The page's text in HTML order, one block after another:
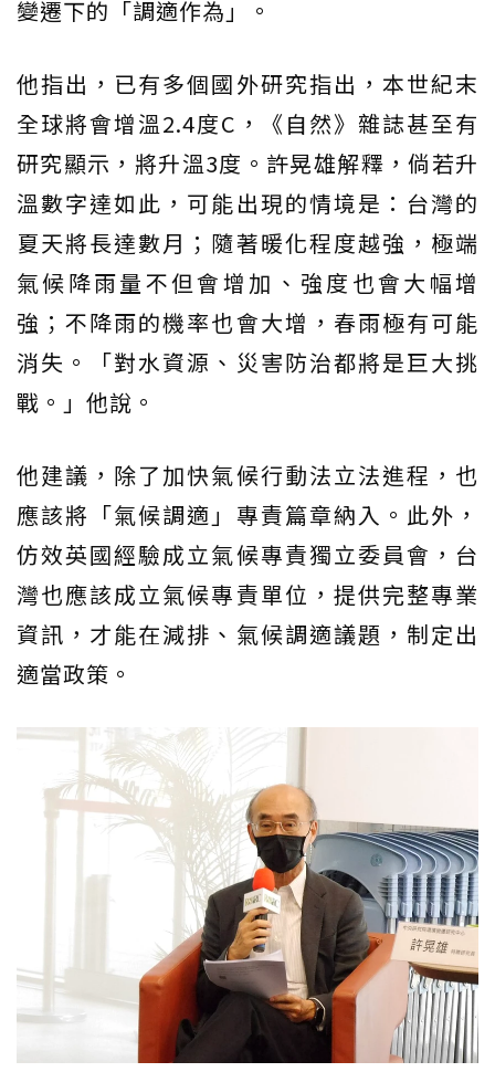
變遷下的「調適作為」。
他指出，已有多個國外研究指出，本世紀末
全球將會增溫2.4度C，《自然》雜誌甚至有
研究顯示，將升溫3度。許晃雄解釋，倘若升
溫數字達如此，可能出現的情境是：台灣的
夏天將長達數月；隨著暖化程度越強，極端
氣候降雨量不但會增加、強度也會大幅增
強；不降雨的機率也會大增，春雨極有可能
消失。「對水資源、災害防治都將是巨大挑
戰。」他說。
他建議，除了加快氣候行動法立法進程，也
應該將「氣候調適」專責篇章納入。此外，
仿效英國經驗成立氣候專責獨立委員會，台
灣也應該成立氣候專責單位，提供完整專業
資訊，才能在減排、氣候調適議題，制定出
適當政策。